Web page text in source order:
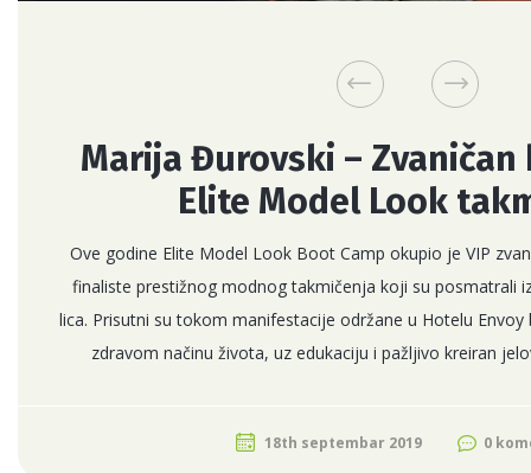
Marija Đurovski – Zvaničan
Elite Model Look
Ove godine Elite Model Look Boot Camp okupio je VIP
finaliste prestižnog modnog takmičenja koji su posmatrali
lica. Prisutni su tokom manifestacije održane u Hotelu
zdravom načinu života, uz edukaciju i pažljivo kreiran
18th septembar 2019 0